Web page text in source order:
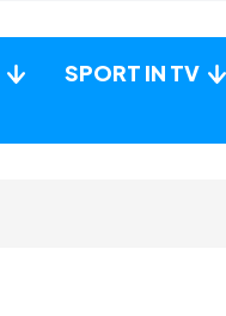
SPORT IN TV